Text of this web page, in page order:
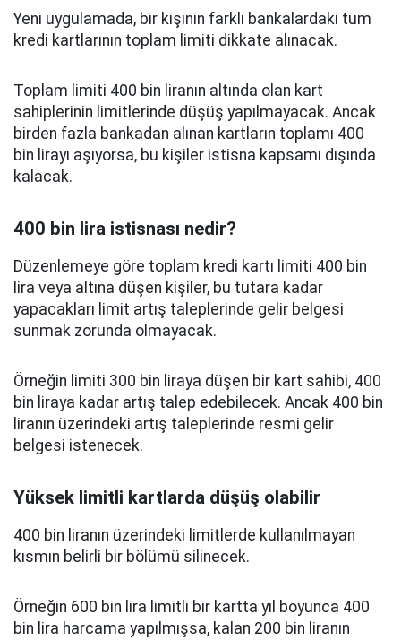
Yeni uygulamada, bir kişinin farklı bankalardaki tüm
kredi kartlarının toplam limiti dikkate alınacak.
Toplam limiti 400 bin liranın altında olan kart
sahiplerinin limitlerinde düşüş yapılmayacak. Ancak
birden fazla bankadan alınan kartların toplamı 400
bin lirayı aşıyorsa, bu kişiler istisna kapsamı dışında
kalacak.
400 bin lira istisnası nedir?
Düzenlemeye göre toplam kredi kartı limiti 400 bin
lira veya altına düşen kişiler, bu tutara kadar
yapacakları limit artış taleplerinde gelir belgesi
sunmak zorunda olmayacak.
Örneğin limiti 300 bin liraya düşen bir kart sahibi, 400
bin liraya kadar artış talep edebilecek. Ancak 400 bin
liranın üzerindeki artış taleplerinde resmi gelir
belgesi istenecek.
Yüksek limitli kartlarda düşüş olabilir
400 bin liranın üzerindeki limitlerde kullanılmayan
kısmın belirli bir bölümü silinecek.
Örneğin 600 bin lira limitli bir kartta yıl boyunca 400
bin lira harcama yapılmışsa, kalan 200 bin liranın